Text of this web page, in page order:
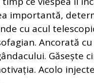
importantă,
cu acul
Ancorată
Găsește
Acolo